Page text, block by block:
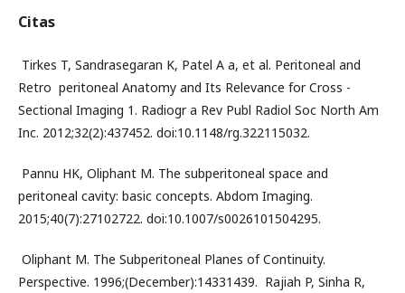
Citas
­
Tirkes T, Sandrasegaran K, Patel A a, et al. Peritoneal and
Retro ­ peritoneal Anatomy and Its Relevance for Cross ­
Sectional Imaging 1. Radiogr a Rev Publ Radiol Soc North Am
Inc. 2012;32(2):437­452. doi:10.1148/rg.322115032.
­ Pannu HK, Oliphant M. The subperitoneal space and
peritoneal cavity: basic concepts. Abdom Imaging.
2015;40(7):2710­2722. doi:10.1007/s00261­015­0429­5.
­ Oliphant M. The Subperitoneal Planes of Continuity.
Perspective. 1996;(December):1433­1439. ­ Rajiah P, Sinha R,